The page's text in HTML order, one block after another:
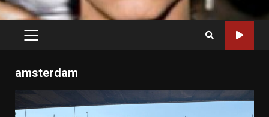
PRIMARY
amsterdam